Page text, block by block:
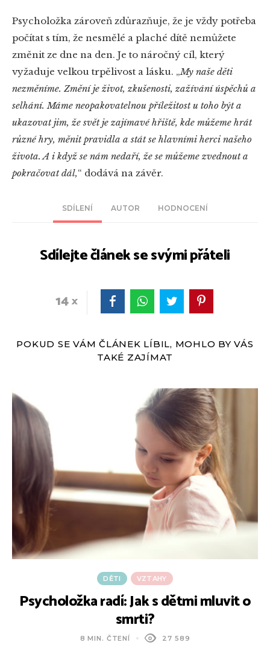
SDÍLENÍ AUTOR HODNOCENÍ
Sdílejte článek se svými přáteli
14
Psycholožka zároveň zdůrazňuje, že je vždy potřeba
počítat s tím, že nesmělé a plaché dítě nemůžete
změnit ze dne na den. Je to náročný cíl, který
vyžaduje velkou trpělivost a lásku. „My naše děti
nezměníme. Změní je život, zkušenosti, zažívání úspěchů a
selhání. Máme neopakovatelnou příležitost u toho být a
ukazovat jim, že svět je zajímavé hřiště, kde můžeme hrát
různé hry, měnit pravidla a stát se hlavními herci našeho
života. A i když se nám nedaří, že se můžeme zvednout a
pokračovat dál,“ dodává na závěr.
POKUD SE VÁM ČLÁNEK LÍBIL, MOHLO BY VÁS
TAKÉ ZAJÍMAT
DĚTI VZTAHY
Psycholožka radí: Jak s dětmi mluvit o
smrti?
8 MIN. ČTENÍ 27 589